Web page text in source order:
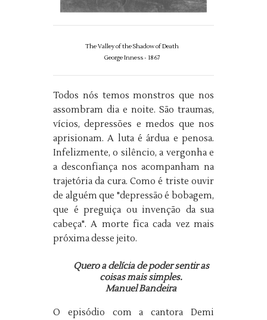
The Valley of the Shadow of Death
George Inness- 1867
Todos nós temos monstros que nos
assombram dia e noite. São traumas,
vícios, depressões e medos que nos
aprisionam. A luta é árdua e penosa.
Infelizmente, o silêncio, a vergonha e
a desconfiança nos acompanham na
trajetória da cura. Como é triste ouvir
de alguém que "depressão é bobagem,
que é preguiça ou invenção da sua
cabeça". A morte fica cada vez mais
próxima desse jeito.
Quero a delícia de poder sentir as
coisas mais simples.
Manuel Bandeira
O episódio com a cantora Demi